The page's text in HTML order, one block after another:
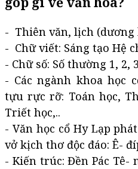
- Thiên văn, lịch (dương
- Chữ viết: Sáng tạo Hệ
- Chữ số: Số thường 1, 2,
- Các ngành khoa học
tựu rực rỡ: Toán học,
Triết học,..
- Văn học cổ Hy Lạp
vở kịch thơ độc đáo: Ê-
- Kiến trúc: Đền Pác Tê-